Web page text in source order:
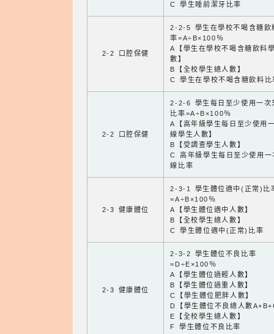
C 學生睡前潔牙比率
2-2 口腔保健
2-2-5 學生在學校不喝含糖飲
率=A÷B×100％
A【學生在學校不喝含糖飲料
數】
B【全校學生總人數】
C 學生在學校不喝含糖飲料比
2-2 口腔保健
2-2-6 學生每日至少使用一次
比率=A÷B×100％
A【高年級學生每日至少使用
線學生人數】
B【受調查學生人數】
C 高年級學生每日至少使用一
線比率
2-3 健康體位
2-3-1 學生體位適中(正常)比
=A÷B×100％
A【學生體位適中人數】
B【全校學生總人數】
C 學生體位適中(正常)比率
2-3 健康體位
2-3-2 學生體位不良比率
=D÷E×100％
A【學生體位過輕人數】
B【學生體位過重人數】
C【學生體位肥胖人數】
D【學生體位不良總人數
E【全校學生總人數】
F 學生體位不良比率